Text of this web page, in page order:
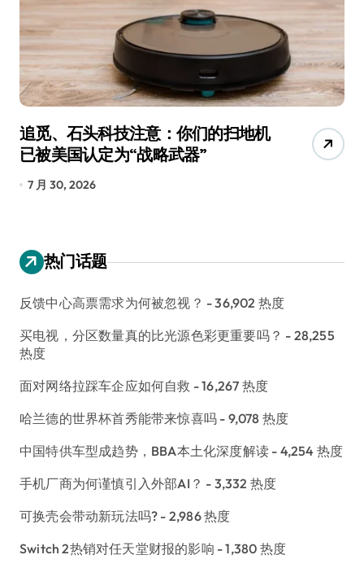
追觅、石头科技注意：你们的扫地机
已被美国认定为“战略武器”
7 月 30, 2026
热门话题
反馈中心高票需求为何被忽视？ - 36,902 热度
买电视，分区数量真的比光源色彩更重要吗？ - 28,255
热度
面对网络拉踩车企应如何自救 - 16,267 热度
哈兰德的世界杯首秀能带来惊喜吗 - 9,078 热度
中国特供车型成趋势，BBA本土化深度解读 - 4,254 热度
手机厂商为何谨慎引入外部AI？ - 3,332 热度
可换壳会带动新玩法吗? - 2,986 热度
Switch 2热销对任天堂财报的影响 - 1,380 热度